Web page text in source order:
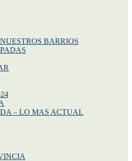
BARRIOS
– LO MAS ACTUAL